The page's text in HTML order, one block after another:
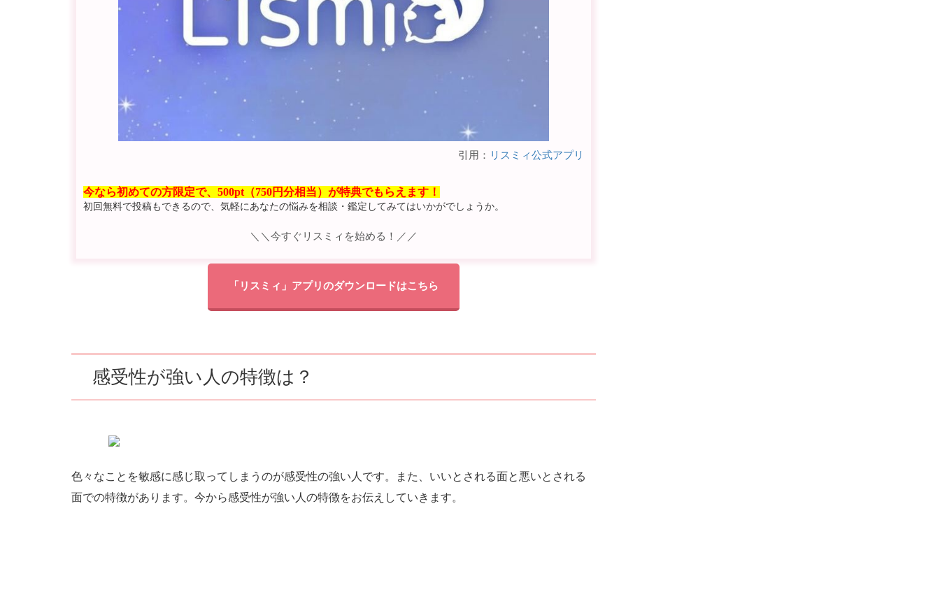
引用： リスミィ公式アプリ
今なら初めての方限定で、500pt（750円分相当）が特典でもらえます！
初回無料で投稿もできるので、気軽にあなたの悩みを相談・鑑定してみてはいかがでしょうか。
＼＼今すぐリスミィを始める！／／
「リスミィ」アプリのダウンロードはこちら
感受性が強い人の特徴は？
色々なことを敏感に感じ取ってしまうのが感受性の強い人です。また、いいとされる面と悪いとされる
面での特徴があります。今から感受性が強い人の特徴をお伝えしていきます。